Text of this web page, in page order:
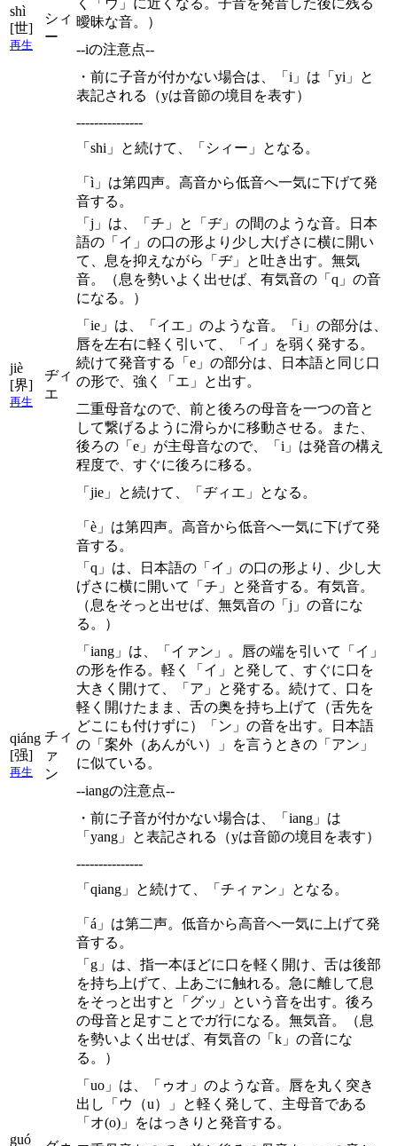
shì
[世]
再生
シィ
ー
曖昧な音。）
--iの注意点--
・前に子音が付かない場合は、「i」は「yi」と
表記される（yは音節の境目を表す）
---------------
「shi」と続けて、「シィー」となる。
「ì」は第四声。高音から低音へ一気に下げて発
音する。
jiè
[界]
再生
ヂィ
エ
「j」は、「チ」と「ヂ」の間のような音。日本
語の「イ」の口の形より少し大げさに横に開い
て、息を抑えながら「ヂ」と吐き出す。無気
音。（息を勢いよく出せば、有気音の「q」の音
になる。）
「ie」は、「イエ」のような音。「i」の部分は、
唇を左右に軽く引いて、「イ」を弱く発する。
続けて発音する「e」の部分は、日本語と同じ口
の形で、強く「エ」と出す。
二重母音なので、前と後ろの母音を一つの音と
して繋げるように滑らかに移動させる。また、
後ろの「e」が主母音なので、「i」は発音の構え
程度で、すぐに後ろに移る。
「jie」と続けて、「ヂィエ」となる。
「è」は第四声。高音から低音へ一気に下げて発
音する。
qiáng
[强]
再生
チィ
ァ
ン
「q」は、日本語の「イ」の口の形より、少し大
げさに横に開いて「チ」と発音する。有気音。
（息をそっと出せば、無気音の「j」の音にな
る。）
「iang」は、「イァン」。唇の端を引いて「イ」
の形を作る。軽く「イ」と発して、すぐに口を
大きく開けて、「ア」と発する。続けて、口を
軽く開けたまま、舌の奥を持ち上げて（舌先を
どこにも付けずに）「ン」の音を出す。日本語
の「案外（あんがい）」を言うときの「アン」
に似ている。
--iangの注意点--
・前に子音が付かない場合は、「iang」は
「yang」と表記される（yは音節の境目を表す）
---------------
「qiang」と続けて、「チィァン」となる。
「á」は第二声。低音から高音へ一気に上げて発
音する。
guó
「g」は、指一本ほどに口を軽く開け、舌は後部
を持ち上げて、上あごに触れる。急に離して息
をそっと出すと「グッ」という音を出す。後ろ
の母音と足すことでガ行になる。無気音。（息
を勢いよく出せば、有気音の「k」の音にな
る。）
「uo」は、「ゥオ」のような音。唇を丸く突き
出し「ウ（u）」と軽く発して、主母音である
「オ(o)」をはっきりと発音する。